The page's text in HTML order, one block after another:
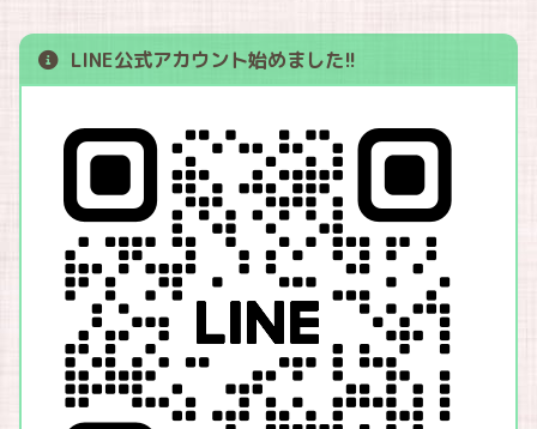
LINE公式アカウント始めました!!